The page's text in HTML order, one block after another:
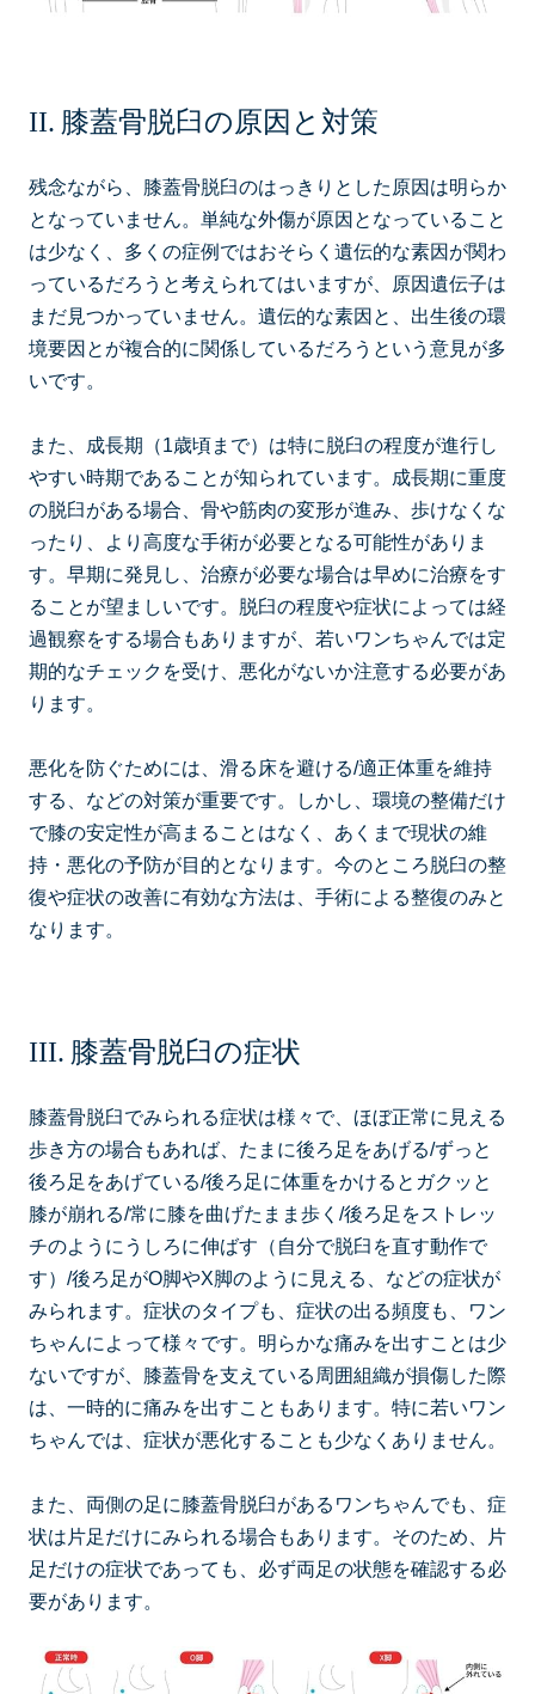
膝蓋骨脱臼の原因と対策
残念ながら、膝蓋骨脱臼のはっきりとした原因は明らか
となっていません。単純な外傷が原因となっていること
は少なく、多くの症例ではおそらく遺伝的な素因が関わ
っているだろうと考えられてはいますが、原因遺伝子は
まだ見つかっていません。遺伝的な素因と、出生後の環
境要因とが複合的に関係しているだろうという意見が多
いです。
また、成長期（1歳頃まで）は特に脱臼の程度が進行し
やすい時期であることが知られています。成長期に重度
の脱臼がある場合、骨や筋肉の変形が進み、歩けなくな
ったり、より高度な手術が必要となる可能性がありま
す。早期に発見し、治療が必要な場合は早めに治療をす
ることが望ましいです。脱臼の程度や症状によっては経
過観察をする場合もありますが、若いワンちゃんでは定
期的なチェックを受け、悪化がないか注意する必要があ
ります。
悪化を防ぐためには、滑る床を避ける/適正体重を維持
する、などの対策が重要です。しかし、環境の整備だけ
で膝の安定性が高まることはなく、あくまで現状の維
持・悪化の予防が目的となります。今のところ脱臼の整
復や症状の改善に有効な方法は、手術による整復のみと
なります。
膝蓋骨脱臼の症状
膝蓋骨脱臼でみられる症状は様々で、ほぼ正常に見える
歩き方の場合もあれば、たまに後ろ足をあげる/ずっと
後ろ足をあげている/後ろ足に体重をかけるとガクッと
膝が崩れる/常に膝を曲げたまま歩く/後ろ足をストレッ
チのようにうしろに伸ばす（自分で脱臼を直す動作で
す）/後ろ足がO脚やX脚のように見える、などの症状が
みられます。症状のタイプも、症状の出る頻度も、ワン
ちゃんによって様々です。明らかな痛みを出すことは少
ないですが、膝蓋骨を支えている周囲組織が損傷した際
は、一時的に痛みを出すこともあります。特に若いワン
ちゃんでは、症状が悪化することも少なくありません。
また、両側の足に膝蓋骨脱臼があるワンちゃんでも、症
状は片足だけにみられる場合もあります。そのため、片
足だけの症状であっても、必ず両足の状態を確認する必
要があります。